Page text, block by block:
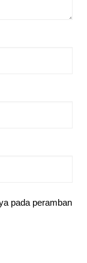
pada peramban